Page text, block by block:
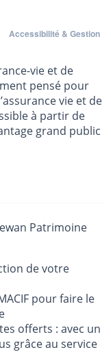
vie et de
pensé pour
vie et de
à partir de
grand public
Patrimoine
de votre
pour faire le
offerts : avec un
grâce au service